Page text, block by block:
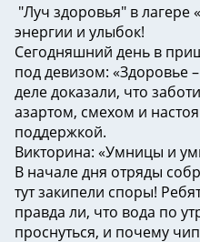
"Луч здоровья" в
энергии и улыбок!
Сегодняшний день в
под девизом: «Здоровье
деле доказали, что
азартом, смехом и
поддержкой.
Викторина: «Умницы и
В начале дня отряды
тут закипели споры!
правда ли, что вода по
проснуться, и почему